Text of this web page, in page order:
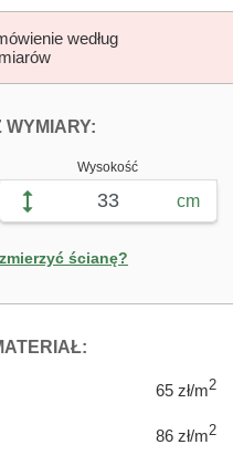
według
WYMIARY:
Wysokość
cm
ścianę?
65 zł/m2
86 zł/m2